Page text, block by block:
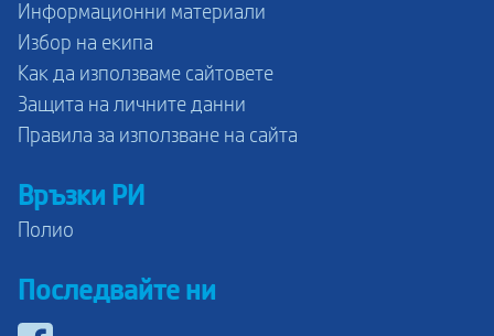
Информационни материали
Избор на екипа
Как да използваме сайтовете
Защита на личните данни
Правила за използване на сайта
Връзки РИ
Полио
Последвайте ни